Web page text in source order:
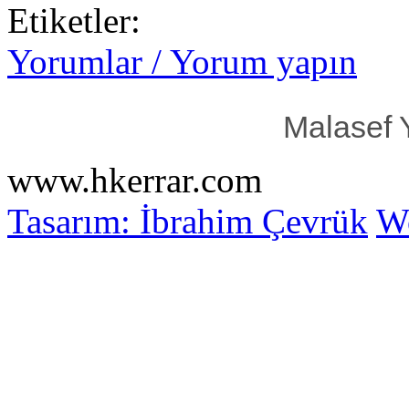
Etiketler:
Yorumlar / Yorum yapın
Malasef
www.hkerrar.com
Tasarım: İbrahim Çevrük